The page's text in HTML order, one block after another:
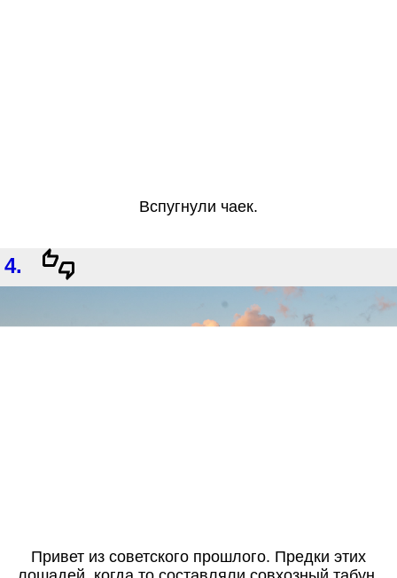
Вспугнули чаек.
4.
Привет из советского прошлого. Предки этих